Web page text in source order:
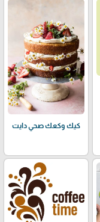
كيك وكعك صحي دايت